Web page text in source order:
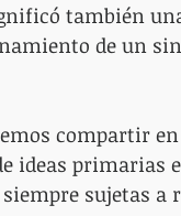
también
de un
compartir
ideas primarias
sujetas a